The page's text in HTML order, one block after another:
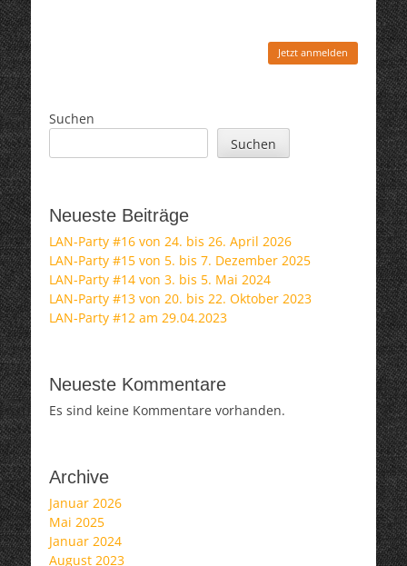
Jetzt anmelden
Suchen
Suchen
Neueste Beiträge
LAN-Party #16 von 24. bis 26. April 2026
LAN-Party #15 von 5. bis 7. Dezember 2025
LAN-Party #14 von 3. bis 5. Mai 2024
LAN-Party #13 von 20. bis 22. Oktober 2023
LAN-Party #12 am 29.04.2023
Neueste Kommentare
Es sind keine Kommentare vorhanden.
Archive
Januar 2026
Mai 2025
Januar 2024
August 2023